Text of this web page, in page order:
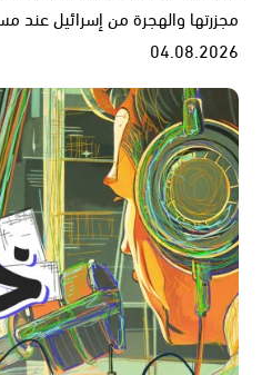
مجزرتها والهجرة من إسرائيل عند
04.08.2026